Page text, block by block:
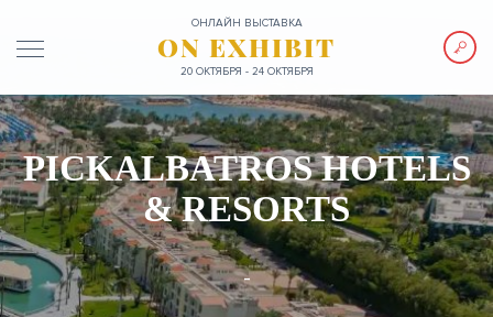
ОНЛАЙН ВЫСТАВКА
ON EXHIBIT
20 ОКТЯБРЯ - 24 ОКТЯБРЯ
PICKALBATROS HOTELS
& RESORTS
-